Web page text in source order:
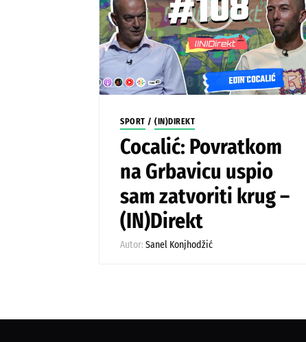
SPORT /(IN)DIREKT
Cocalić: Povratkom
na Grbavicu uspio
sam zatvoriti krug –
(IN)Direkt
Autor:Sanel Konjhodžić